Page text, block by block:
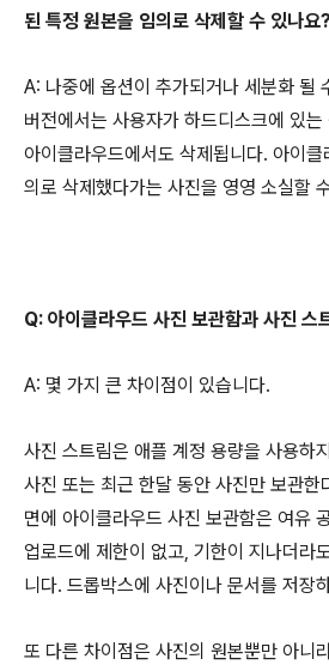
된 특정 원본을 임의로 삭제할 수 있나요?
A: 나중에 옵션이 추가되거나 세분화 될
버전에서는 사용자가 하드디스크에 있
아이클라우드에서도 삭제됩니다. 아이
의로 삭제했다가는 사진을 영영 소실할
Q: 아이클라우드 사진 보관함과 사진 스
A: 몇 가지 큰 차이점이 있습니다.
사진 스트림은 애플 계정 용량을 사용하
사진 또는 최근 한달 동안 사진만 보관한
면에 아이클라우드 사진 보관함은 여유
업로드에 제한이 없고, 기한이 지나더라
니다. 드롭박스에 사진이나 문서를 저장
또 다른 차이점은 사진의 원본뿐만 아니